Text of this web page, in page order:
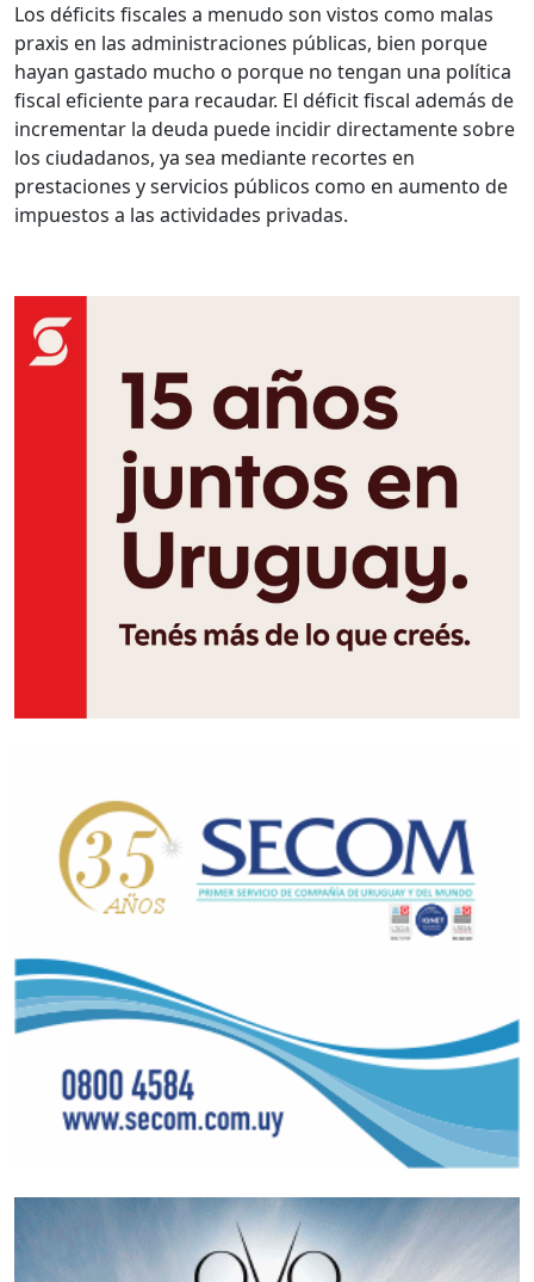
Los déficits fiscales a menudo son vistos como malas
praxis en las administraciones públicas, bien porque
hayan gastado mucho o porque no tengan una política
fiscal eficiente para recaudar. El déficit fiscal además de
incrementar la deuda puede incidir directamente sobre
los ciudadanos, ya sea mediante recortes en
prestaciones y servicios públicos como en aumento de
impuestos a las actividades privadas.